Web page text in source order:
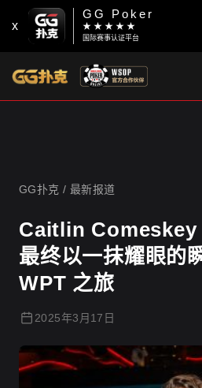
x
GG Poker
★ ★ ★ ★ ★
国际赛事认证平台
GG扑克 / 最新报道
Caitlin Comeskey
最终以一抹耀眼的
WPT 之旅
2025年3月17日